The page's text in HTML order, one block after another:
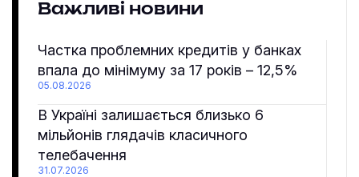
Важливі новини
Частка проблемних кредитів у банках
впала до мінімуму за 17 років – 12,5%
05.08.2026
В Україні залишається близько 6
мільйонів глядачів класичного
телебачення
31.07.2026